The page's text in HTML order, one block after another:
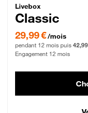
Livebox
Livebox
Classic
29,99 € par mois pendant
29,99 €/mois
pendant 12 mois puis
Engagement 12 mois